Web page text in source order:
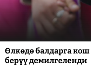
Өлкөдө балдарга
берүү демилгеленди